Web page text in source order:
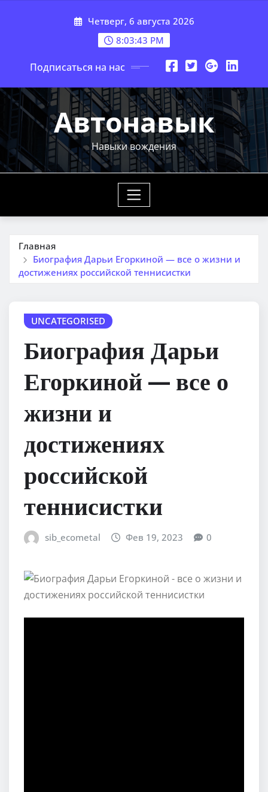
Четверг, 6 августа 2026
8:03:45 PM
Подписаться на нас
Автонавык
Навыки вождения
Главная
Биография Дарьи Егоркиной — все о жизни и
достижениях российской теннисистки
UNCATEGORISED
Биография Дарьи
Егоркиной — все о
жизни и
достижениях
российской
теннисистки
sib_ecometal Фев 19, 2023 0